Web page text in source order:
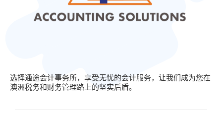
选择通途会计事务所，享受无忧的会计服务，让我们成为您在
澳洲税务和财务管理路上的坚实后盾。